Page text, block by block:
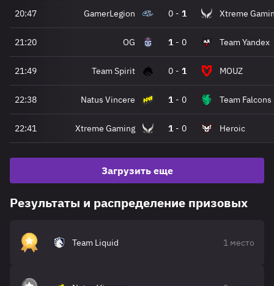
20:47 GamerLegion 0 - 1 Xtreme
21:20 OG 1 - 0 Team Yandex
21:49 Team Spirit 0 - 1 MOUZ
22:38 Natus Vincere 1 - 0 Team Falcons
22:41 Xtreme Gaming 1 - 0 Heroic
Загрузить еще
Результаты и распределение призовых
Team Liquid 1 место